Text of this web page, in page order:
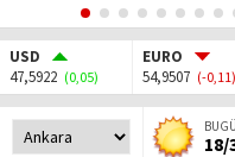
USD
47,5922 (0,05)
EURO
54,9507 (-0,11)
18/